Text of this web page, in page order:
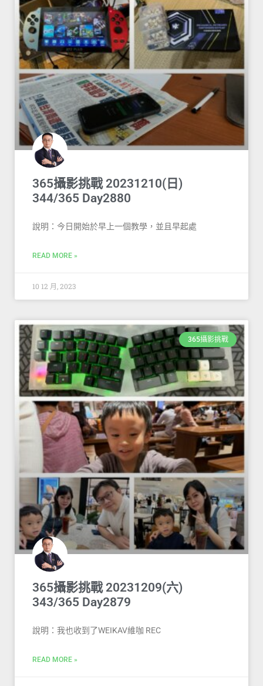
365攝影挑戰 20231210(日)
344/365 Day2880
說明：今日開始於早上一個教學，並且早起處
READ MORE »
10 12 月, 2023
365攝影挑戰
365攝影挑戰 20231209(六)
343/365 Day2879
說明：我也收到了WEIKAV維咖 REC
READ MORE »